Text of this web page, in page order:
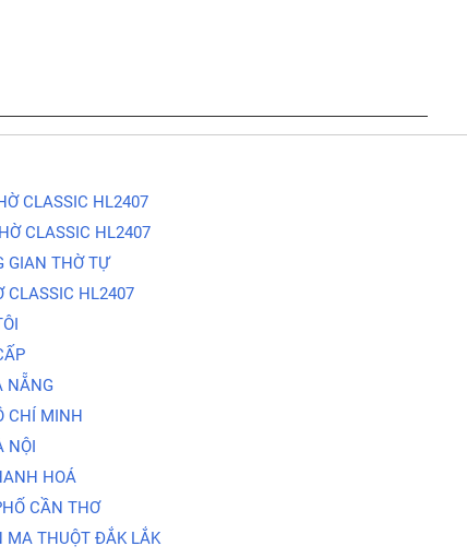
CLASSIC HL2407
CLASSIC HL2407
GIAN THỜ TỰ
CLASSIC HL2407
NẴNG
CHÍ MINH
NỘI
HOÁ
CẦN THƠ
MA THUỘT ĐẮK LẮK